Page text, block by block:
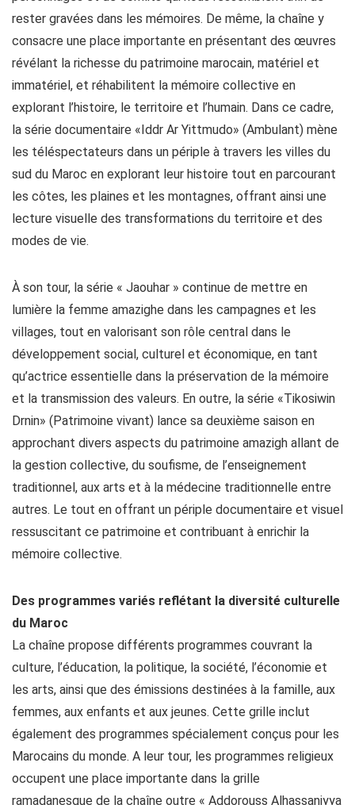
rester gravées dans les mémoires. De même, la chaîne y
consacre une place importante en présentant des œuvres
révélant la richesse du patrimoine marocain, matériel et
immatériel, et réhabilitent la mémoire collective en
explorant l’histoire, le territoire et l’humain. Dans ce cadre,
la série documentaire «Iddr Ar Yittmudo» (Ambulant) mène
les téléspectateurs dans un périple à travers les villes du
sud du Maroc en explorant leur histoire tout en parcourant
les côtes, les plaines et les montagnes, offrant ainsi une
lecture visuelle des transformations du territoire et des
modes de vie.
À son tour, la série « Jaouhar » continue de mettre en
lumière la femme amazighe dans les campagnes et les
villages, tout en valorisant son rôle central dans le
développement social, culturel et économique, en tant
qu’actrice essentielle dans la préservation de la mémoire
et la transmission des valeurs. En outre, la série «Tikosiwin
Drnin» (Patrimoine vivant) lance sa deuxième saison en
approchant divers aspects du patrimoine amazigh allant de
la gestion collective, du soufisme, de l’enseignement
traditionnel, aux arts et à la médecine traditionnelle entre
autres. Le tout en offrant un périple documentaire et visuel
ressuscitant ce patrimoine et contribuant à enrichir la
mémoire collective.
Des programmes variés reflétant la diversité culturelle
du Maroc
La chaîne propose différents programmes couvrant la
culture, l’éducation, la politique, la société, l’économie et
les arts, ainsi que des émissions destinées à la famille, aux
femmes, aux enfants et aux jeunes. Cette grille inclut
également des programmes spécialement conçus pour les
Marocains du monde. A leur tour, les programmes religieux
occupent une place importante dans la grille
ramadanesque de la chaîne outre « Addorouss Alhassaniyya